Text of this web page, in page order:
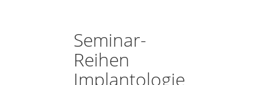
Seminar-
Reihen
Implantologie